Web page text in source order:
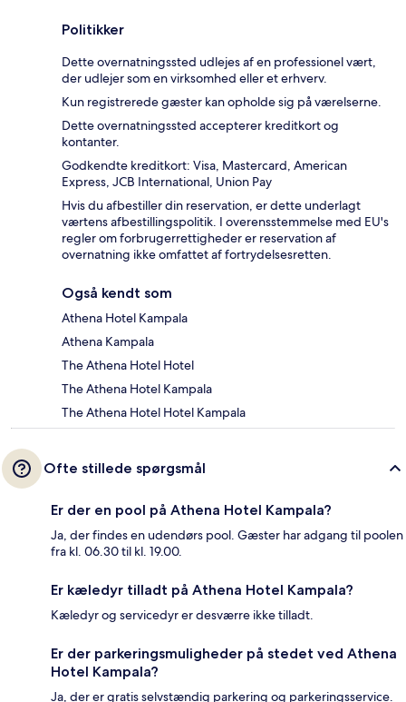
Politikker
Dette overnatningssted udlejes af en professionel vært,
der udlejer som en virksomhed eller et erhverv.
Kun registrerede gæster kan opholde sig på værelserne.
Dette overnatningssted accepterer kreditkort og
kontanter.
Godkendte kreditkort: Visa, Mastercard, American
Express, JCB International, Union Pay
Hvis du afbestiller din reservation, er dette underlagt
værtens afbestillingspolitik. I overensstemmelse med EU's
regler om forbrugerrettigheder er reservation af
overnatning ikke omfattet af fortrydelsesretten.
Også kendt som
Athena Hotel Kampala
Athena Kampala
The Athena Hotel Hotel
The Athena Hotel Kampala
The Athena Hotel Hotel Kampala
Ofte stillede spørgsmål
Er der en pool på Athena Hotel Kampala?
Ja, der findes en udendørs pool. Gæster har adgang til poolen
fra kl. 06.30 til kl. 19.00.
Er kæledyr tilladt på Athena Hotel Kampala?
Kæledyr og servicedyr er desværre ikke tilladt.
Er der parkeringsmuligheder på stedet ved Athena
Hotel Kampala?
Ja, der er gratis selvstændig parkering og parkeringsservice.